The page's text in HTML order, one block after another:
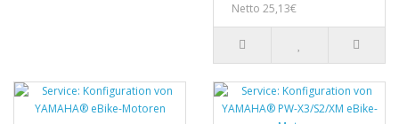
Netto 25,13€